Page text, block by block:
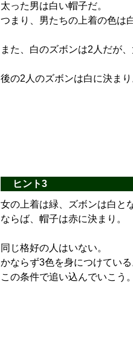
太った男は白い帽子だ。
つまり、男たちの上着の色は
また、白のズボンは2人だが
後の2人のズボンは白に決まり
ヒント3
女の上着は緑、ズボンは白と
ならば、帽子は赤に決まり。
同じ格好の人はいない。
かならず3色を身につけている
この条件で追い込んでいこう。